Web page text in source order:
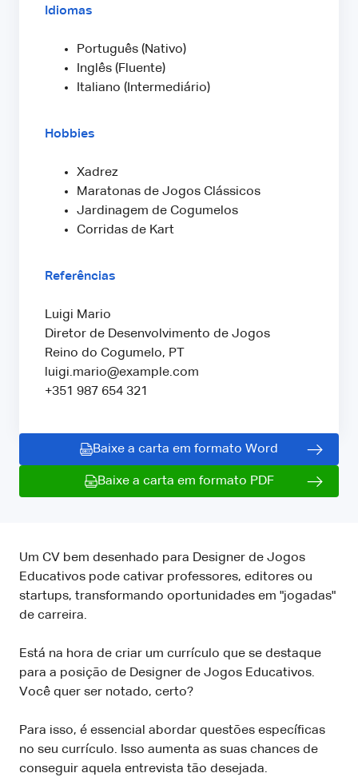
Idiomas
Português (Nativo)
Inglês (Fluente)
Italiano (Intermediário)
Hobbies
Xadrez
Maratonas de Jogos Clássicos
Jardinagem de Cogumelos
Corridas de Kart
Referências
Luigi Mario
Diretor de Desenvolvimento de Jogos
Reino do Cogumelo, PT
luigi.mario@example.com
+351 987 654 321
Baixe a carta em formato Word
Baixe a carta em formato PDF
Um CV bem desenhado para Designer de Jogos
Educativos pode cativar professores, editores ou
startups, transformando oportunidades em "jogadas"
de carreira.
Está na hora de criar um currículo que se destaque
para a posição de Designer de Jogos Educativos.
Você quer ser notado, certo?
Para isso, é essencial abordar questões específicas
no seu currículo. Isso aumenta as suas chances de
conseguir aquela entrevista tão desejada.